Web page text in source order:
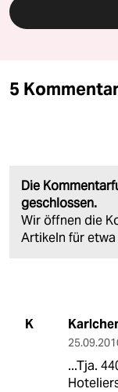
5
Die
geschlossen.
Wir öffnen die
Artikeln für
K
...Tja.